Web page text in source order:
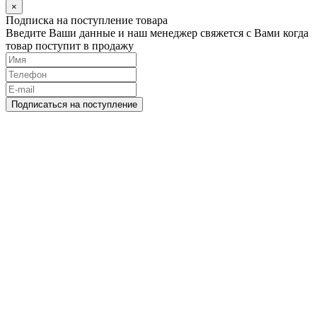
×
Подписка на поступление товара
Введите Ваши данные и наш менеджер свяжется с Вами когда
товар поступит в продажу